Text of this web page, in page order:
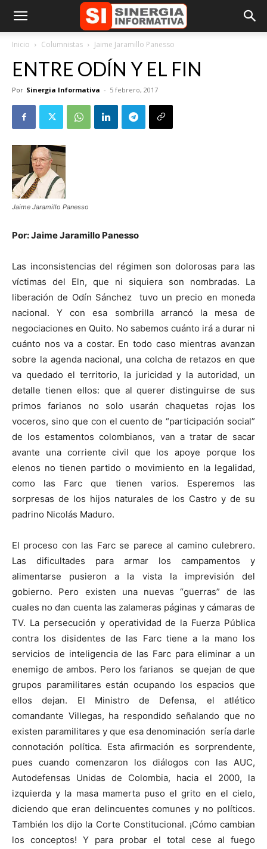
Inicio Columnistas Jaime Jaramillo Panesso
ENTRE ODÍN Y EL FIN
Por Sinergia Informativa - 5 febrero, 2017
Jaime Jaramillo Panesso
Por: Jaime Jaramillo Panesso
Las inconsistencias del régimen son dolorosas para las
víctimas del Eln, que ni siquiera son nombradas. La
liberación de Odín Sánchez tuvo un precio en moneda
nacional. Y con esa sombrilla arrancó la mesa de
negociaciones en Quito. No sabemos cuánto irá a durar ni
cuánto nos va a costar. En todo caso mientras avanzan
sobre la agenda nacional, una colcha de retazos en que
va quedado el territorio, la juricidad y la autoridad, un
detalle tienen ellos: que al querer distinguirse de sus
primos farianos no solo usarán chaquetas rojas los
voceros, sino que con el cuento de “participación social”
de los estamentos colombianos, van a tratar de sacar
avante una corriente civil que los apoye porque los
elenos no tienen partido o movimiento en la legalidad,
como las Farc que tienen varios. Esperemos las
sorpresas de los hijos naturales de los Castro y de su
padrino Nicolás Maduro.
El proceso con las Farc se parece al camino culebrero.
Las dificultades para armar los campamentos y
alimentarse pusieron a la vista la imprevisión del
gobierno. Pero existen una nuevas “guerras” de las
cuales no dan cuenta las zalameras páginas y cámaras de
TV. La persecución y operatividad de la Fuerza Pública
contra los disidentes de las Farc tiene a la mano los
servicios de inteligencia de las Farc para eliminar a un
enemigo de ambos. Pero los farianos se quejan de que
grupos paramilitares están ocupando los espacios que
ellos dejan. El Ministro de Defensa, el atlético
comandante Villegas, ha respondido señalando que no
existen paramilitares y que esa denominación sería darle
connotación política. Esta afirmación es sorprendente,
pues cuando comenzaron los diálogos con las AUC,
Autodefensas Unidas de Colombia, hacia el 2000, la
izquierda y la masa mamerta puso el grito en el cielo,
diciendo que eran delincuentes comunes y no políticos.
También los dijo la Corte Constitucional. ¡Cómo cambian
los conceptos! Y para probar el total cese al fuego